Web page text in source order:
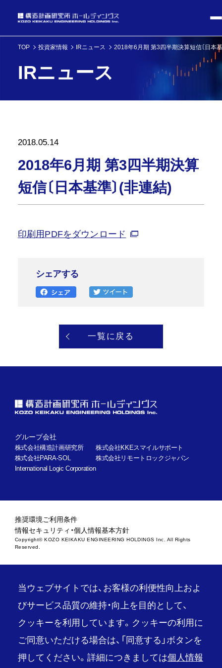
TOP 投資家情報 IRニュース 2018年6月期 第3四半期決算短信〔日本
IRニュース
2018.05.14
2018年6月期 第3四半期決算
短信〔日本基準〕(非連結)
印刷用PDFをダウンロード
シェアする
一覧に戻る
グループ会社
株式会社構造計画研究所
株式会社KKEスマイルサポート
株式会社PARA-SOL
株式会社リモートロックジャパン
International Logic Corporation
推奨環境ご利用条件
情報セキュリティ・個人情報基本方針
Copyright© KOZO KEIKAKU ENGINEERING HOLDINGS Inc. All Rights
Reserved.
当ウェブサイトでは、お客様の利便性向上およ
びサービス品質の維持・向上を目的として、
クッキーを利用しています。クッキーの利用に
ご同意いただける場合は、「同意する」ボタンを
押してください。詳細につきましては個人情報